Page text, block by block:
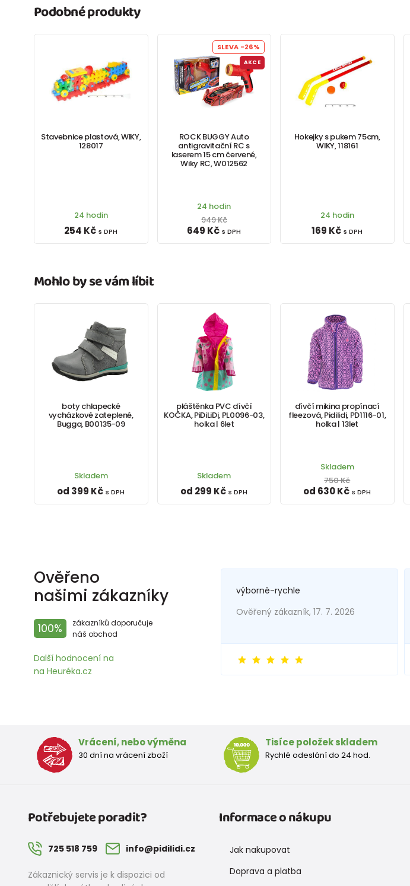
Podobné produkty
Stavebnice plastová, WIKY,
128017
24 hodin
254 Kč s DPH
SLEVA -26%
AKCE
ROCK BUGGY Auto
antigravitační RC s
laserem 15 cm červené,
Wiky RC, W012562
24 hodin
949 Kč
649 Kč s DPH
Hokejky s pukem 75cm,
WIKY, 118161
24 hodin
169 Kč s DPH
Mohlo by se vám líbit
boty chlapecké
vycházkové zateplené,
Bugga, B00135-09
Skladem
od 399 Kč s DPH
pláštěnka PVC dívčí
KOČKA, PiDiLiDi, PL0096-03,
holka | 6let
Skladem
od 299 Kč s DPH
dívčí mikina propínací
fleezová, Pidilidi, PD1116-01,
holka | 13let
Skladem
750 Kč
od 630 Kč s DPH
Ověřeno
našimi zákazníky
100%
zákazníků doporučuje
náš obchod
Další hodnocení na
na Heuréka.cz
výborně-rychle
Ověřený zákazník, 17. 7. 2026
Vrácení, nebo výměna
30 dní na vrácení zboží
Tisíce položek skladem
Rychlé odeslání do 24 hod.
Potřebujete poradit?
725 518 759 info@pidilidi.cz
Zákaznický servis je k dispozici od
Informace o nákupu
Jak nakupovat
Doprava a platba